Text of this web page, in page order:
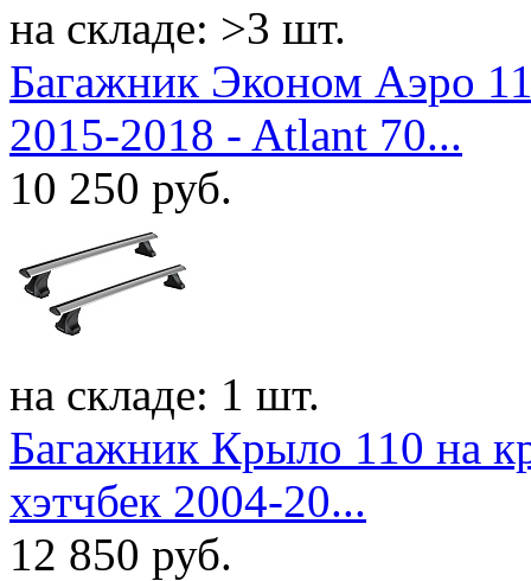
на складе: >3 шт.
Багажник Эконом Аэро
2015-2018 - Atlant 70...
10 250 руб.
на складе: 1 шт.
Багажник Крыло 110 на
хэтчбек 2004-20...
12 850 руб.